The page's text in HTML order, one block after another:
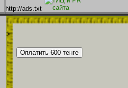
http://ads.txt
>